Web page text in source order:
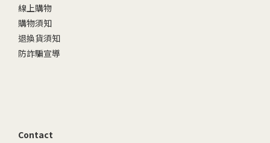
線上購物
購物須知
退換貨須知
防詐騙宣導
Contact